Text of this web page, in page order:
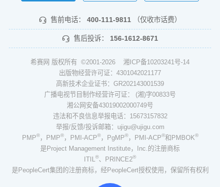
售前电话： 400-111-9811 （仅收市话费）
售后投诉： 156-1612-8671
希赛网 版权所有 ©2001-2026 湘ICP备10203241号-14
出版物经营许可证：4301042021177
高新技术企业证书：GR202143001539
广播电视节目制作经营许可证： (湘)字00833号
湘公网安备43019002000749号
违法和不良信息举报电话：15673157832
举报/反馈/投诉邮箱：ujigu@ujigu.com
PMP®，PMP®，PMI-ACP®，PgMP®，PMI-ACP®和PMBOK®
是Project Management Institute，Inc.的注册商标
ITIL ®、PRINCE2®
是PeopleCert集团的注册商标，经PeopleCert授权使用，保留所有权利